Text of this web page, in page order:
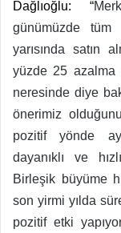
Dağlıoğlu: “
günümüzde tüm
yarısında satın
yüzde 25 azalma
neresinde diye
önerimiz
pozitif yönde
dayanıklı ve
Birleşik büyüme
son yirmi yılda
pozitif etki